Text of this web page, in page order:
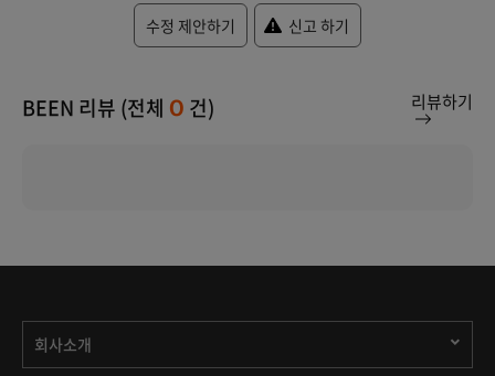
수정 제안하기 신고 하기
BEEN 리뷰 (전체 0 건) 리뷰하기
회사소개